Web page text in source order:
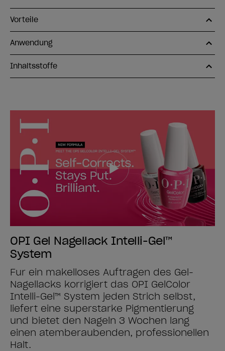
Vorteile
Anwendung
Inhaltsstoffe
OPI Gel Nagellack Intelli-Gel™
System
Für ein makelloses Auftragen des Gel-
Nagellacks korrigiert das OPI GelColor
Intelli-Gel™ System jeden Strich selbst,
liefert eine superstarke Pigmentierung
und bietet den Nägeln 3 Wochen lang
einen atemberaubenden, professionellen
Halt.